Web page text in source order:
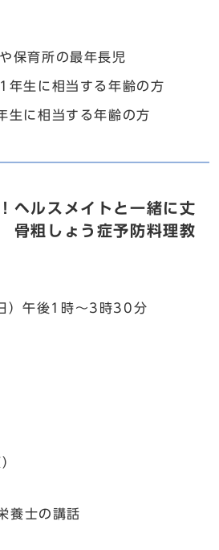
保育所の最年長児
年生に相当する年齢の方
生に相当する年齢の方
ヘルスメイトと一緒に丈
骨粗しょう症予防料理教
）午後1時～3時30分
養士の講話